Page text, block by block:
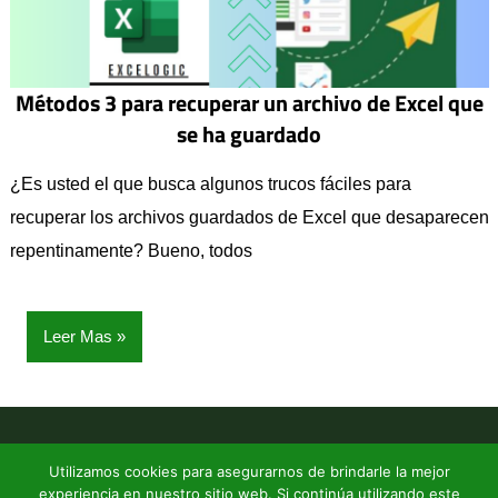
Métodos 3 para recuperar un archivo de Excel que
se ha guardado
¿Es usted el que busca algunos trucos fáciles para
recuperar los archivos guardados de Excel que desaparecen
repentinamente? Bueno, todos
Leer Mas
Un blog de Excel
| Todos los derechos reservados (2026) |
Utilizamos cookies para asegurarnos de brindarle la mejor
experiencia en nuestro sitio web. Si continúa utilizando este